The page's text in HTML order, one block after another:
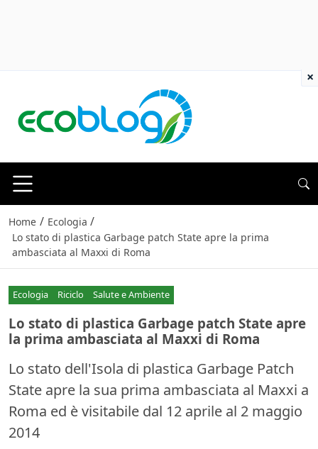
Home / Ecologia /
Lo stato di plastica Garbage patch State apre la prima
ambasciata al Maxxi di Roma
Ecologia Riciclo Salute e Ambiente
Lo stato di plastica Garbage patch State apre
la prima ambasciata al Maxxi di Roma
Lo stato dell'Isola di plastica Garbage Patch
State apre la sua prima ambasciata al Maxxi a
Roma ed è visitabile dal 12 aprile al 2 maggio
2014
×